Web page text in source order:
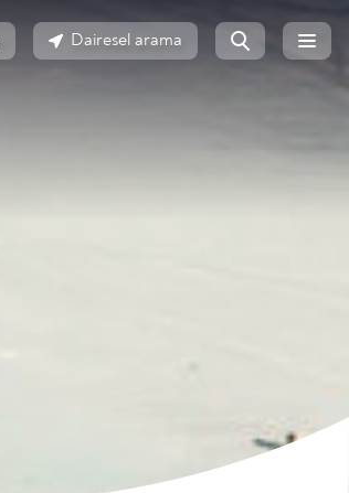
Dairesel arama